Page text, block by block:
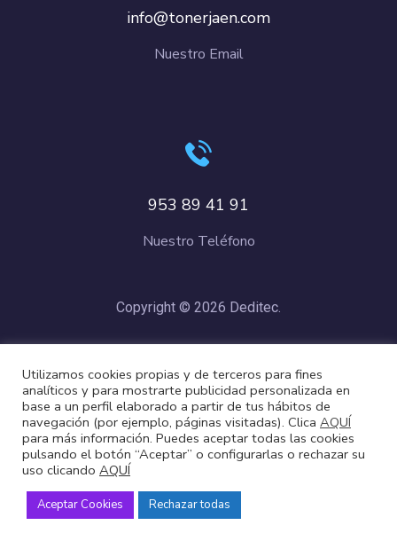
info@tonerjaen.com
Nuestro Email
953 89 41 91
Nuestro Teléfono
Copyright © 2026 Deditec.
Cookies
Utilizamos cookies propias y de terceros para fines
analíticos y para mostrarte publicidad personalizada en
base a un perfil elaborado a partir de tus hábitos de
navegación (por ejemplo, páginas visitadas). Clica AQUÍ
para más información. Puedes aceptar todas las cookies
pulsando el botón “Aceptar” o configurarlas o rechazar su
uso clicando AQUÍ
Aceptar Cookies Rechazar todas